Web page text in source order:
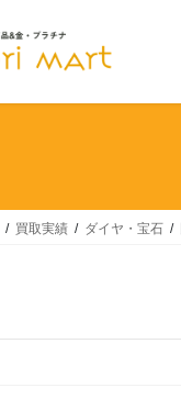
買取実績 ダイヤ・宝石